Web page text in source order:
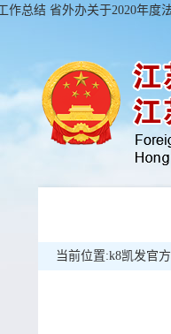
作总结 省外办关于2020年度
当前位置:k8凯发官